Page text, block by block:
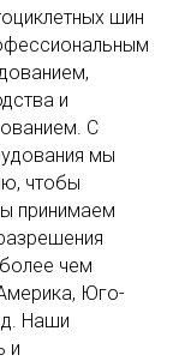
шин
и
С
мы
чтобы
принимаем
чем
Юго-
д. Наши
и